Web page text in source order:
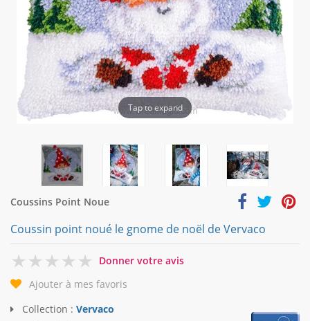
Tap to expand
Coussins Point Noue
Coussin point noué le gnome de noël de Vervaco
0
Donner votre avis
Ajouter à mes favoris
Collection : Vervaco